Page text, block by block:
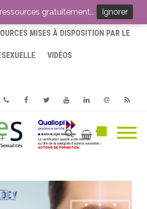
MISES À DISPOSITION PAR LE
VIDÉOS
FacebookTwitterYoutube
gratuitement... Ignorer